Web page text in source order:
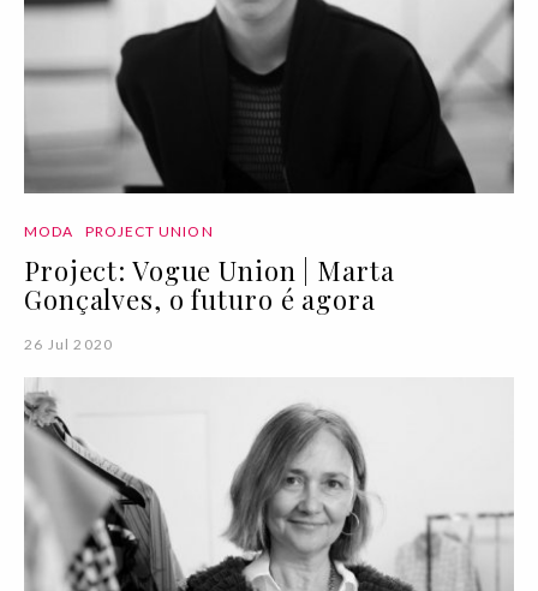
MODA PROJECT UNION
Project: Vogue Union | Marta
Gonçalves, o futuro é agora
26 Jul 2020